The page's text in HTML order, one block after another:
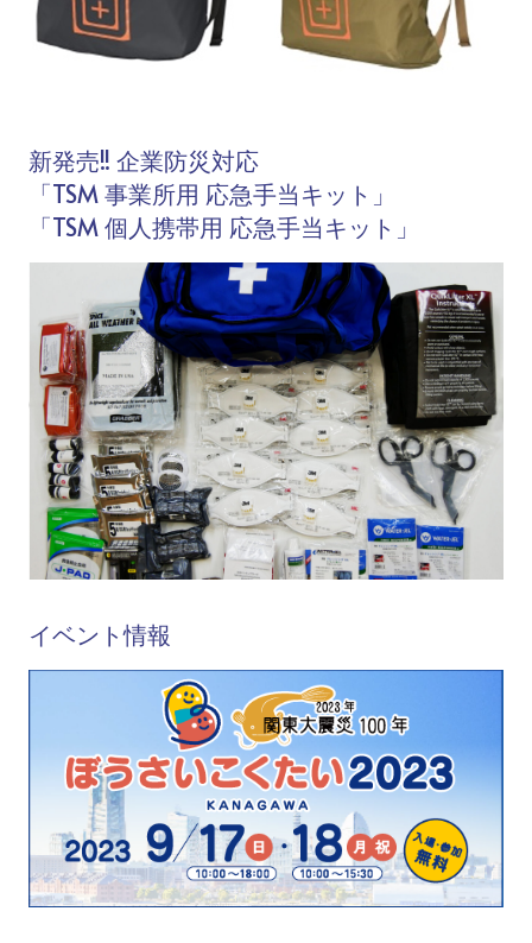
新発売!! 企業防災対応
「TSM 事業所用 応急手当キット」
「TSM 個人携帯用 応急手当キット」
イベント情報